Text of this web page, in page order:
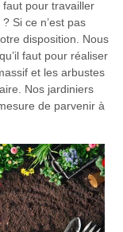
faut pour travailler
Si ce n’est pas
disposition. Nous
faut pour réaliser
et les arbustes
Nos jardiniers
de parvenir à